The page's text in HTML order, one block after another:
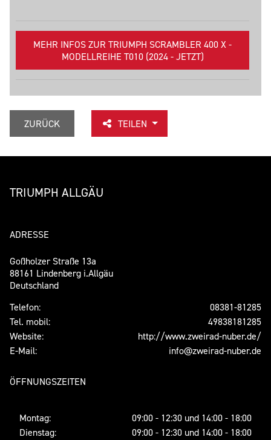
MEHR INFOS ZUR TRIUMPH SCRAMBLER 400 X -
MODELLREIHE T010 (2024 - JETZT)
ZURÜCK TEILEN
TRIUMPH ALLGÄU
ADRESSE
Goßholzer Straße 13a
88161 Lindenberg i.Allgäu
Deutschland
Telefon:
08381-81285
Tel. mobil:
49838181285
Website:
http://www.zweirad-nuber.de/
E-Mail:
info@zweirad-nuber.de
ÖFFNUNGSZEITEN
Montag:
09:00 - 12:30 und 14:00 - 18:00
Dienstag:
09:00 - 12:30 und 14:00 - 18:00